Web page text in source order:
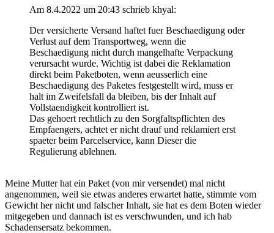
Am 8.4.2022 um 20:43 schrieb khyal:
Der versicherte Versand haftet fuer Beschaedigung oder
Verlust auf dem Transportweg, wenn die
Beschaedigung nicht durch mangelhafte Verpackung
verursacht wurde. Wichtig ist dabei die Reklamation
direkt beim Paketboten, wenn aeusserlich eine
Beschaedigung des Paketes festgestellt wird, muss er
halt im Zweifelsfall da bleiben, bis der Inhalt auf
Vollstaendigkeit kontrolliert ist.
Das gehoert rechtlich zu den Sorgfaltspflichten des
Empfaengers, achtet er nicht drauf und reklamiert erst
spaeter beim Parcelservice, kann Dieser die
Regulierung ablehnen.
Meine Mutter hat ein Paket (von mir versendet) mal nicht
angenommen, weil sie etwas anderes erwartet hatte, stimmte vom
Gewicht her nicht und falscher Inhalt, sie hat es dem Boten wieder
mitgegeben und dannach ist es verschwunden, und ich hab
Schadensersatz bekommen.